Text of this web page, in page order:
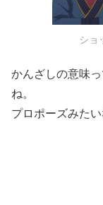
ショ
かんざしの意味
ね。
プロポーズみた